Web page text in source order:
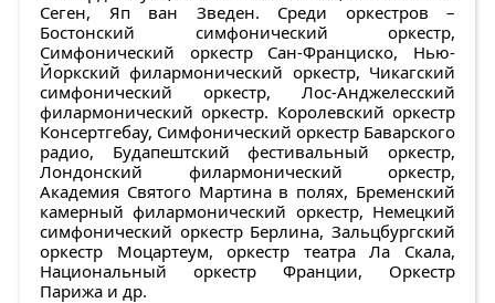
Сеген, Яп ван Зведен. Среди оркестров –
Бостонский симфонический оркестр,
Симфонический оркестр Сан-Франциско, Нью-
Йоркский филармонический оркестр, Чикагский
симфонический оркестр, Лос-Анджелесский
филармонический оркестр. Королевский оркестр
Консертгебау, Симфонический оркестр Баварского
радио, Будапештский фестивальный оркестр,
Лондонский филармонический оркестр,
Академия Святого Мартина в полях, Бременский
камерный филармонический оркестр, Немецкий
симфонический оркестр Берлина, Зальцбургский
оркестр Моцартеум, оркестр театра Ла Скала,
Национальный оркестр Франции, Оркестр
Парижа и др.